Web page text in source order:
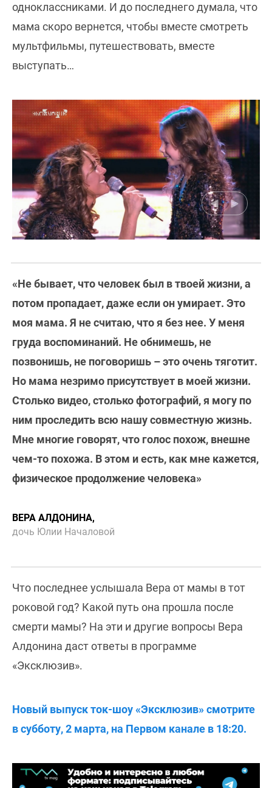
одноклассниками. И до последнего думала, что
мама скоро вернется, чтобы вместе смотреть
мультфильмы, путешествовать, вместе
выступать…
«Не бывает, что человек был в твоей жизни, а
потом пропадает, даже если он умирает. Это
моя мама. Я не считаю, что я без нее. У меня
груда воспоминаний. Не обнимешь, не
позвонишь, не поговоришь – это очень тяготит.
Но мама незримо присутствует в моей жизни.
Столько видео, столько фотографий, я могу по
ним проследить всю нашу совместную жизнь.
Мне многие говорят, что голос похож, внешне
чем-то похожа. В этом и есть, как мне кажется,
физическое продолжение человека»
ВЕРА АЛДОНИНА,
дочь Юлии Началовой
Что последнее услышала Вера от мамы в тот
роковой год? Какой путь она прошла после
смерти мамы? На эти и другие вопросы Вера
Алдонина даст ответы в программе
«Эксклюзив».
Новый выпуск ток-шоу «Эксклюзив» смотрите
в субботу, 2 марта, на Первом канале в 18:20.